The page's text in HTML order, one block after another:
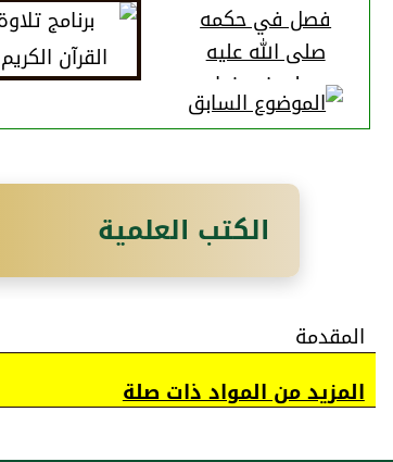
فصل في حكمه
صلى الله عليه
وسلم في زواج
العبد بغير إذن
الكتب العلمية
المقدمة
المزيد من المواد ذات صلة